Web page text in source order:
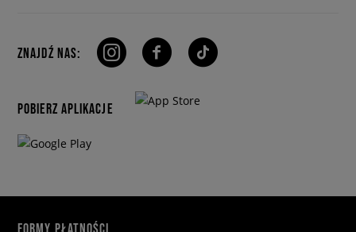
ZNAJDŹ NAS:
POBIERZ APLIKACJE
FORMY PŁATNOŚCI